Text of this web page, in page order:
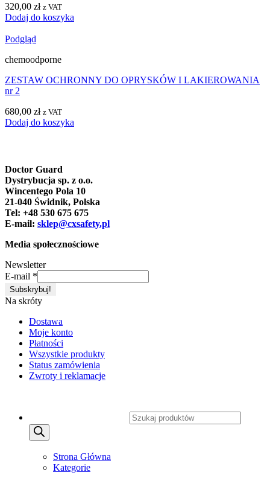
320,00 zł z VAT
Dodaj do koszyka
Podgląd
chemoodporne
ZESTAW OCHRONNY DO OPRYSKÓW I LAKIEROWANIA
nr 2
680,00 zł z VAT
Dodaj do koszyka
Doctor Guard
Dystrybucja sp. z o.o.
Wincentego Pola 10
21-040 Świdnik, Polska
Tel: +48 530 675 675
E-mail: sklep@cxsafety.pl
Media społecznościowe
Newsletter
E-mail *
Na skróty
Dostawa
Moje konto
Płatności
Wszystkie produkty
Status zamówienia
Zwroty i reklamacje
Strona Główna
Kategorie